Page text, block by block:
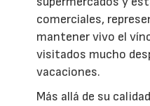
comerciales,
mantener vivo el
visitados mucho
vacaciones.
Más allá de su